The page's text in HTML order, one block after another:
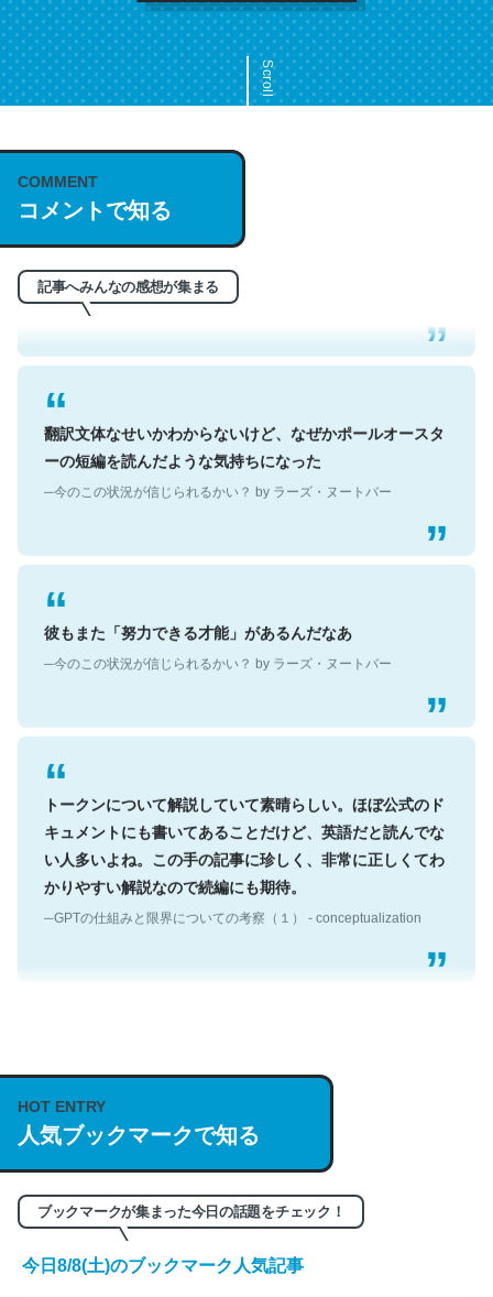
Scroll
COMMENT
コメントで知る
記事へみんなの感想が集まる
これは名文。彼はとてもクレバーなんだろうなと凄く思
う。英語少しでも読める人は原文もお勧め。自分はこの流
れ好き。Let’s Fucking Go. Then Covid hit. Shit.
─今のこの状況が信じられるかい？ by ラーズ・ヌートバー
翻訳文体なせいかわからないけど、なぜかポールオースタ
ーの短編を読んだような気持ちになった
彼もまた「努力できる才能」があるんだなあ
トークンについて解説していて素晴らしい。ほぼ公式のド
キュメントにも書いてあることだけど、英語だと読んでな
い人多いよね。この手の記事に珍しく、非常に正しくてわ
かりやすい解説なので続編にも期待。
説してる記事が少ないので貴重な良記事。/続編来た
https://isobe324649.hatenablog.com/entry/2023/03/27
/064121
─GPTの仕組みと限界についての考察（１） - conceptualization
HOT ENTRY
人気ブックマークで知る
ブックマークが集まった今日の話題をチェック！
今日8/8(土)のブックマーク人気記事